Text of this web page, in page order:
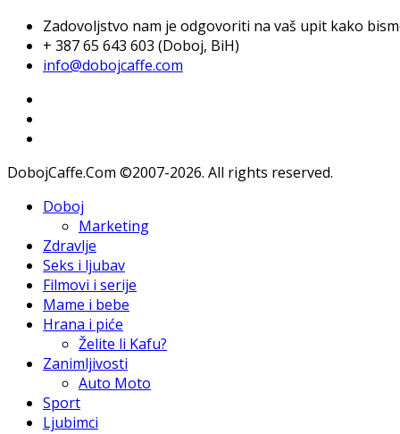
Zadovoljstvo nam je odgovoriti na vaš upit kako
+ 387 65 643 603 (Doboj, BiH)
info@dobojcaffe.com
DobojCaffe.Com ©2007-2026. All rights reserved.
Doboj
Marketing
Zdravlje
Seks i ljubav
Filmovi i serije
Mame i bebe
Hrana i piće
Želite li Kafu?
Zanimljivosti
Auto Moto
Sport
Ljubimci